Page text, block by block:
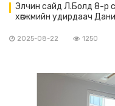
Элчин сайд Л.Болд 8-р
хөгжмийн удирдаач
2025-08-22 1250